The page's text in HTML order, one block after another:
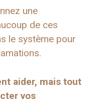
une
de ces
le système pour
aider, mais tout
vos